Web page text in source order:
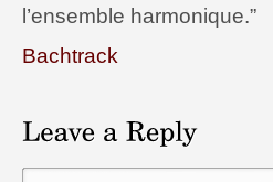
l’ensemble harmonique.”
Bachtrack